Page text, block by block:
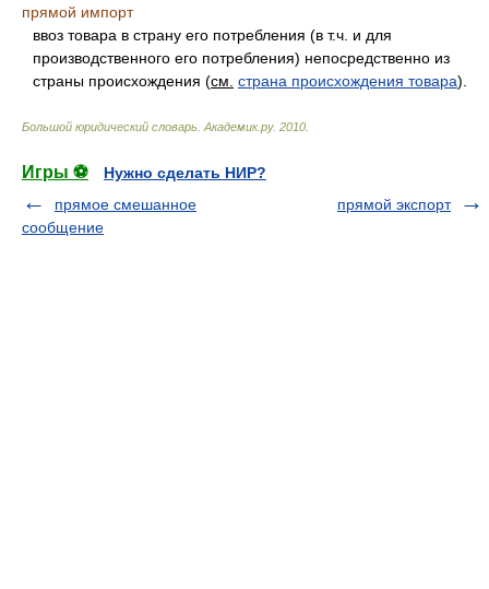
прямой импорт
ввоз товара в страну его потребления (в т.ч. и для
производственного его потребления) непосредственно из
страны происхождения (см. страна происхождения товара).
Большой юридический словарь Академик.ру. 2010
Игры ⚽
Нужно сделать НИР?
прямое смешанное
сообщение
прямой экспорт